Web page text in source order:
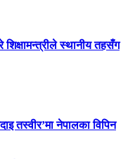
शिक्षामन्त्रीले स्थानीय तहसँग
तस्वीर’मा नेपालका विपिन